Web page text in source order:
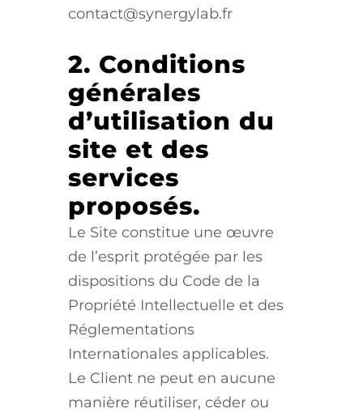
contact@synergylab.fr
2. Conditions
générales
d’utilisation du
site et des
services
proposés.
Le Site constitue une œuvre
de l’esprit protégée par les
dispositions du Code de la
Propriété Intellectuelle et des
Réglementations
Internationales applicables.
Le Client ne peut en aucune
manière réutiliser, céder ou